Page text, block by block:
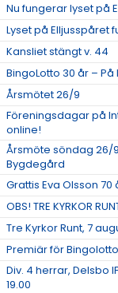
Nu fungerar lyset på
Lyset på Elljusspåret
Kansliet stängt v. 44
BingoLotto 30 år –
Årsmötet 26/9
Föreningsdagar på
online!
Årsmöte söndag 26/
Bygdegård
Grattis Eva Olsson 70
OBS! TRE KYRKOR
Tre Kyrkor Runt, 7
Premiär för
Div. 4 herrar, Delsbo
19.00